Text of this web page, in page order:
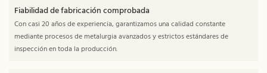
Fiabilidad de fabricación comprobada
Con casi 20 años de experiencia, garantizamos una calidad constante
mediante procesos de metalurgia avanzados y estrictos estándares de
inspección en toda la producción.